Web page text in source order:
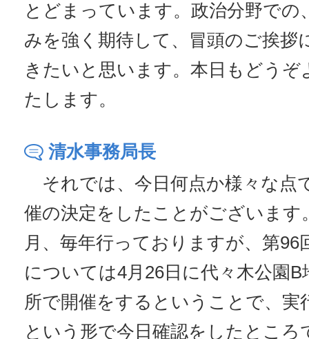
とどまっています。政治分野での
みを強く期待して、冒頭のご挨拶
きたいと思います。本日もどう
たします。
清水事務局長
それでは、今日何点か様々な点
催の決定をしたことがございます
月、毎年行っておりますが、第96
については4月26日に代々木公園
所で開催をするということで、実
という形で今日確認をしたところ